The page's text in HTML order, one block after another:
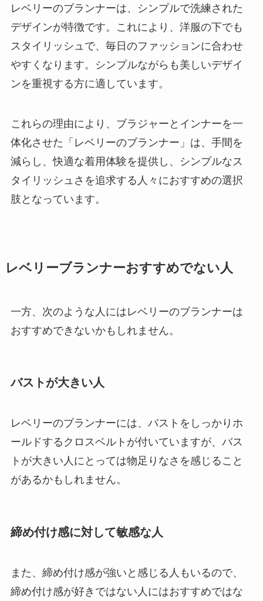
レベリーのブランナーは、シンプルで洗練された
デザインが特徴です。これにより、洋服の下でも
スタイリッシュで、毎日のファッションに合わせ
やすくなります。シンプルながらも美しいデザイ
ンを重視する方に適しています。
これらの理由により、ブラジャーとインナーを一
体化させた「レベリーのブランナー」は、手間を
減らし、快適な着用体験を提供し、シンプルなス
タイリッシュさを追求する人々におすすめの選択
肢となっています。
レベリーブランナーおすすめでない人
一方、次のような人にはレベリーのブランナーは
おすすめできないかもしれません。
バストが大きい人
レベリーのブランナーには、バストをしっかりホ
ールドするクロスベルトが付いていますが、バス
トが大きい人にとっては物足りなさを感じること
があるかもしれません。
締め付け感に対して敏感な人
また、締め付け感が強いと感じる人もいるので、
締め付け感が好きではない人にはおすすめではな